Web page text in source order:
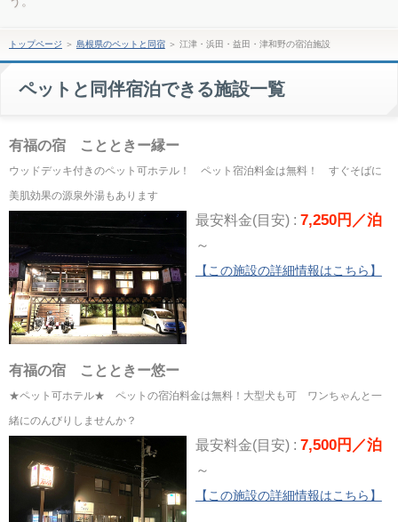
トップページ ＞ 島根県のペットと同宿＞ 江津・浜田・益田・津和野の宿泊施設
ペットと同伴宿泊できる施設一覧
有福の宿 ことときー縁ー
ウッドデッキ付きのペット可ホテル！ ペット宿泊料金は無料！ すぐそばに
美肌効果の源泉外湯もあります
最安料金(目安) : 7,250円／泊
～
【この施設の詳細情報はこちら】
有福の宿 ことときー悠ー
★ペット可ホテル★ ペットの宿泊料金は無料！大型犬も可 ワンちゃんと一
緒にのんびりしませんか？
最安料金(目安) : 7,500円／泊
～
【この施設の詳細情報はこちら】